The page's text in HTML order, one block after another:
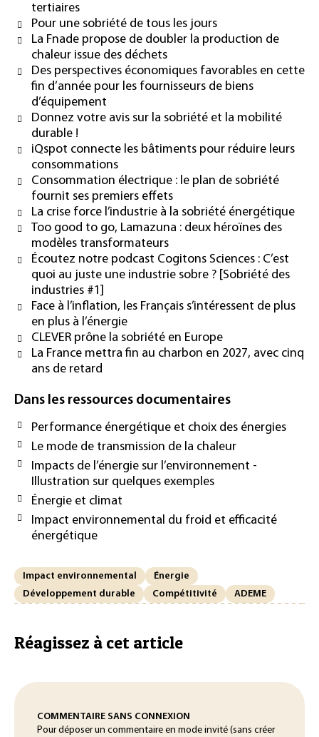
tertiaires
Pour une sobriété de tous les jours
La Fnade propose de doubler la production de
chaleur issue des déchets
Des perspectives économiques favorables en cette
fin d’année pour les fournisseurs de biens
d’équipement
Donnez votre avis sur la sobriété et la mobilité
durable !
iQspot connecte les bâtiments pour réduire leurs
consommations
Consommation électrique : le plan de sobriété
fournit ses premiers effets
La crise force l’industrie à la sobriété énergétique
Too good to go, Lamazuna : deux héroïnes des
modèles transformateurs
Écoutez notre podcast Cogitons Sciences : C’est
quoi au juste une industrie sobre ? [Sobriété des
industries #1]
Face à l’inflation, les Français s’intéressent de plus
en plus à l’énergie
CLEVER prône la sobriété en Europe
La France mettra fin au charbon en 2027, avec cinq
ans de retard
Dans les ressources documentaires
Performance énergétique et choix des énergies
Le mode de transmission de la chaleur
Impacts de l’énergie sur l’environnement -
Illustration sur quelques exemples
Énergie et climat
Impact environnemental du froid et efficacité
énergétique
Impact environnemental
Énergie
Développement durable
Compétitivité ADEME
Réagissez à cet article
COMMENTAIRE SANS CONNEXION
Pour déposer un commentaire en mode invité (sans créer